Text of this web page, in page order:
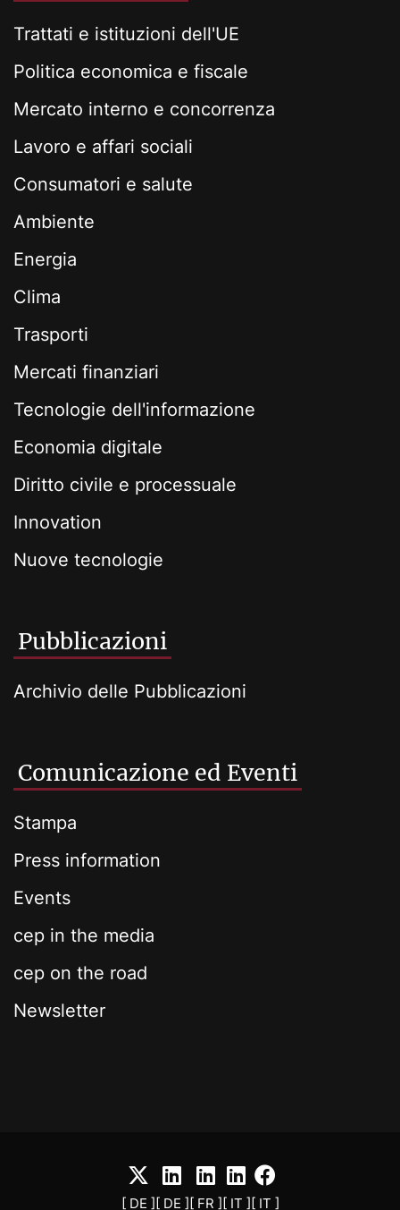
Trattati e istituzioni dell'UE
Politica economica e fiscale
Mercato interno e concorrenza
Lavoro e affari sociali
Consumatori e salute
Ambiente
Energia
Clima
Trasporti
Mercati finanziari
Tecnologie dell'informazione
Economia digitale
Diritto civile e processuale
Innovation
Nuove tecnologie
Pubblicazioni
Archivio delle Pubblicazioni
Comunicazione ed Eventi
Stampa
Press information
Events
cep in the media
cep on the road
Newsletter
[ DE ][ DE ][ FR ][ IT ][ IT ]